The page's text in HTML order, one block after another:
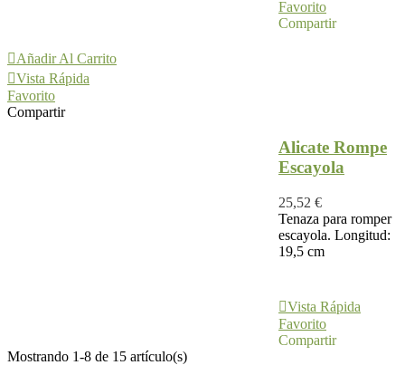
Favorito
Compartir
Añadir Al Carrito
Vista Rápida
Favorito
Compartir
Alicate Rompe
Escayola
25,52 €
Tenaza para romper
escayola. Longitud:
19,5 cm
Vista Rápida
Favorito
Compartir
Mostrando 1-8 de 15 artículo(s)